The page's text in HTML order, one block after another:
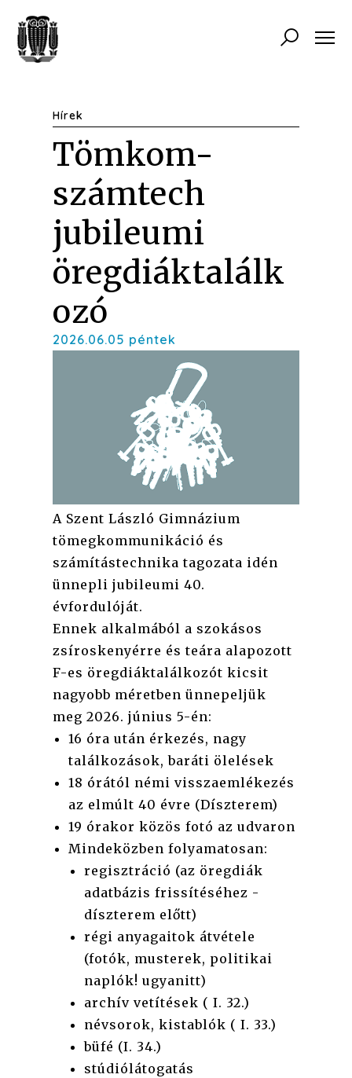
Hírek
Tömkom-
számtech
jubileumi
öregdiáktalálk
ozó
2026.06.05 péntek
A Szent László Gimnázium
tömegkommunikáció és
számítástechnika tagozata idén
ünnepli jubileumi 40.
évfordulóját.
Ennek alkalmából a szokásos
zsíroskenyérre és teára alapozott
F-es öregdiáktalálkozót kicsit
nagyobb méretben ünnepeljük
meg 2026. június 5-én:
16 óra után érkezés, nagy
találkozások, baráti ölelések
18 órától némi visszaemlékezés
az elmúlt 40 évre (Díszterem)
19 órakor közös fotó az udvaron
Mindeközben folyamatosan:
regisztráció (az öregdiák
adatbázis frissítéséhez -
díszterem előtt)
régi anyagaitok átvétele
(fotók, musterek, politikai
naplók! ugyanitt)
archív vetítések ( I. 32.)
névsorok, kistablók ( I. 33.)
büfé (I. 34.)
stúdiólátogatás